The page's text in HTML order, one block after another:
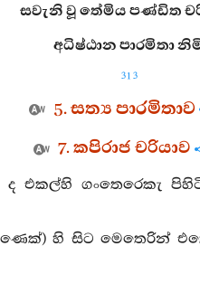
සවැනි වූ තේමිය පණ්ඩිත
අධිෂ්ඨාන පාරමිතා
313
5. සත්‍ය පාරමිතාව
7. කපිරාජ චරියාව
ද එකල්හි ගංතෙරෙකැ
හි සිට මෙතෙරින්